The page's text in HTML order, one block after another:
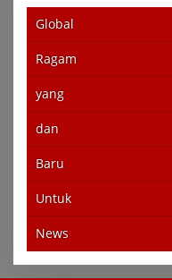
Global
Ragam
yang
dan
Baru
Untuk
News